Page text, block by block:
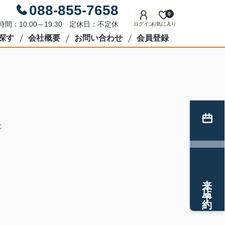
088-855-7658
間：10:00～19:30 定休日：不定休 ログインお気に入り
0
す 会社概要 お問い合わせ 会員登録
来店予約